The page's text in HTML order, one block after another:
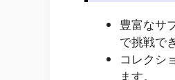
豊富なサ
で挑戦で
コレクシ
ます。